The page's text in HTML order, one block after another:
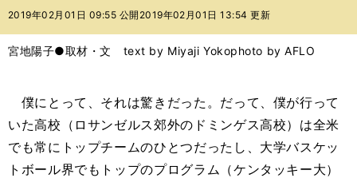
バ
2019年02月01日 09:55 公開 2019年02月01日 13:54 更新
宮地陽子●取材・文 text by Miyaji Yokophoto by AFLO
僕にとって、それは驚きだった。だって、僕が行って
いた高校（ロサンゼルス郊外のドミンゲス高校）は全米
でも常にトップチームのひとつだったし、大学バスケッ
トボール界でもトップのプログラム（ケンタッキー大）